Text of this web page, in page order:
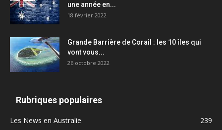
une année en...
18 février 2022
Grande Barrière de Corail : les 10 îles qui
vont vous...
26 octobre 2022
Rubriques populaires
Les News en Australie
239